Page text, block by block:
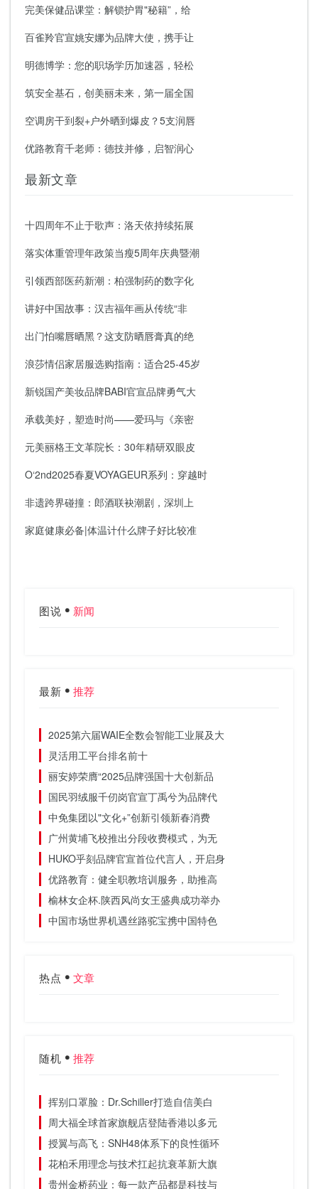
完美保健品课堂：解锁护胃"秘籍”，给
百雀羚官宣姚安娜为品牌大使，携手让
明德博学：您的职场学历加速器，轻松
筑安全基石，创美丽未来，第一届全国
空调房干到裂+户外晒到爆皮？5支润唇
优路教育千老师：德技并修，启智润心
最新文章
十四周年不止于歌声：洛天依持续拓展
落实体重管理年政策当瘦5周年庆典暨潮
引领西部医药新潮：柏强制药的数字化
讲好中国故事：汉吉福年画从传统“非
出门怕嘴唇晒黑？这支防晒唇膏真的绝
浪莎情侣家居服选购指南：适合25-45岁
新锐国产美妆品牌BABI官宣品牌勇气大
承载美好，塑造时尚——爱玛与《亲密
元美丽格王文革院长：30年精研双眼皮
O‘2nd2025春夏VOYAGEUR系列：穿越时
非遗跨界碰撞：郎酒联袂潮剧，深圳上
家庭健康必备|体温计什么牌子好比较准
图说 新闻
最新 推荐
2025第六届WAIE全数会智能工业展及大
灵活用工平台排名前十
丽安婷荣膺“2025品牌强国十大创新品
国民羽绒服千仞岗官宣丁禹兮为品牌代
中免集团以"文化+”创新引领新春消费
广州黄埔飞校推出分段收费模式，为无
HUKO乎刻品牌官宣首位代言人，开启身
优路教育：健全职教培训服务，助推高
榆林女企杯.陕西风尚女王盛典成功举办
中国市场世界机遇丝路驼宝携中国特色
热点 文章
随机 推荐
挥别口罩脸：Dr.Schiller打造自信美白
周大福全球首家旗舰店登陆香港以多元
授翼与高飞：SNH48体系下的良性循环
花柏禾用理念与技术扛起抗衰革新大旗
贵州金桥药业：每一款产品都是科技与